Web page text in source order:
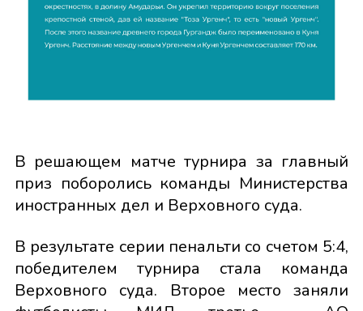
В решающем матче турнира за главный
приз поборолись команды Министерства
иностранных дел и Верховного суда.
В результате серии пенальти со счетом 5:4,
победителем турнира стала команда
Верховного суда. Второе место заняли